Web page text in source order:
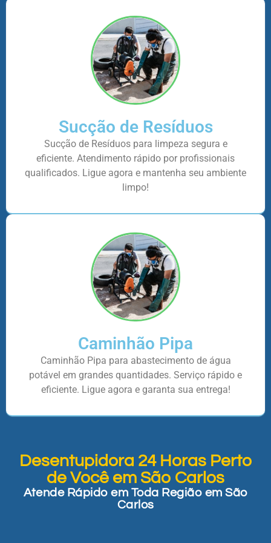
Sucção de Resíduos
Sucção de Resíduos para limpeza segura e
eficiente. Atendimento rápido por profissionais
qualificados. Ligue agora e mantenha seu ambiente
limpo!
Caminhão Pipa
Caminhão Pipa para abastecimento de água
potável em grandes quantidades. Serviço rápido e
eficiente. Ligue agora e garanta sua entrega!
Desentupidora 24 Horas Perto
de Você em São Carlos
Atende Rápido em Toda Região em São
Carlos